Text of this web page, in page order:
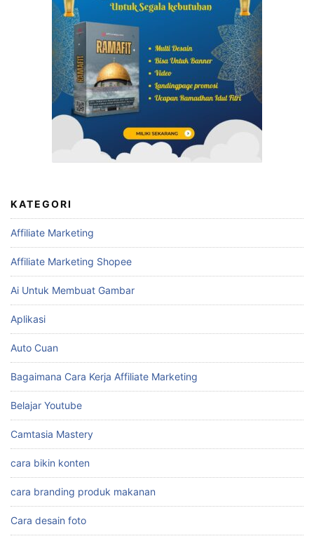
KATEGORI
Affiliate Marketing
Affiliate Marketing Shopee
Ai Untuk Membuat Gambar
Aplikasi
Auto Cuan
Bagaimana Cara Kerja Affiliate Marketing
Belajar Youtube
Camtasia Mastery
cara bikin konten
cara branding produk makanan
Cara desain foto